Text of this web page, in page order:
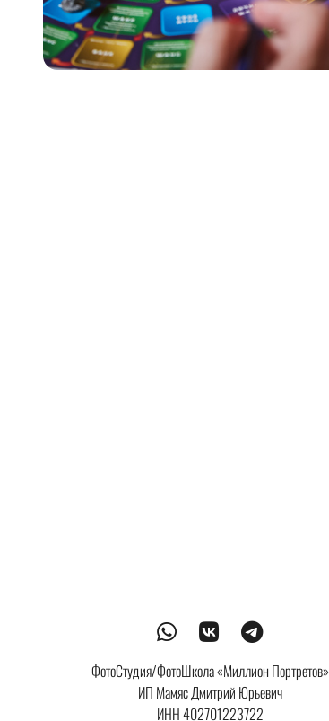
ФотоСтудия/ФотоШкола «Миллион Портретов»
ИП Мамяс Дмитрий Юрьевич
ИНН 402701223722